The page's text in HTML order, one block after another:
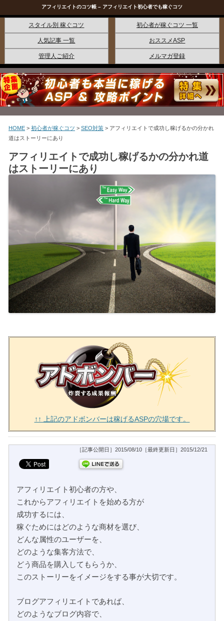
アフィリエイトのコツ帳 – アフィリエイト初心者でも稼ぐコツ
コンテンツへ移動
スタイル別 稼ぐコツ 初心者が稼ぐコツ 一覧
人気記事 一覧 おススメASP
管理人ご紹介 メルマガ登録
HOME > 初心者が稼ぐコツ > SEO対策 > アフィリエイトで成功し稼げるかの分かれ
道はストーリーにあり
アフィリエイトで成功し稼げるかの分かれ道
はストーリーにあり
↑↑ 上記のアドボンバーは稼げるASPの穴場です。
［記事公開日］2015/08/10［最終更新日］2015/12/21
アフィリエイト初心者の方や、
これからアフィリエイトを始める方が
成功するには、
稼ぐためにはどのような商材を選び、
どんな属性のユーザーを、
どのような集客方法で、
どう商品を購入してもらうか、
このストーリーをイメージをする事が大切です。
ブログアフィリエイトであれば、
どのようなブログ内容で、